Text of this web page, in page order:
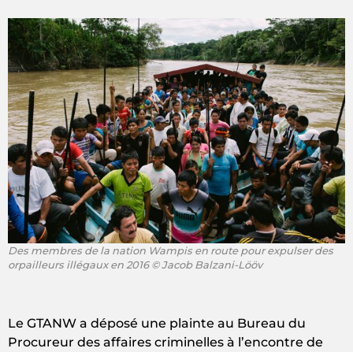
Des membres de la nation Wampis en route pour expulser des
orpailleurs illégaux en 2016 © Jacob Balzani-Lööv
Le GTANW a déposé une plainte au Bureau du
Procureur des affaires criminelles à l’encontre de